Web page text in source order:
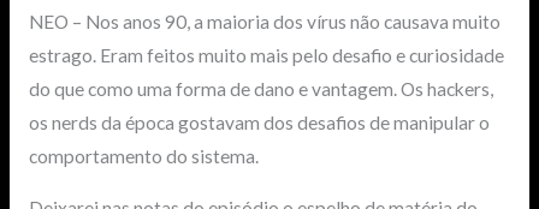
NEO – Nos anos 90, a maioria dos vírus não causava muito
estrago. Eram feitos muito mais pelo desafio e curiosidade
do que como uma forma de dano e vantagem. Os hackers,
os nerds da época gostavam dos desafios de manipular o
comportamento do sistema.